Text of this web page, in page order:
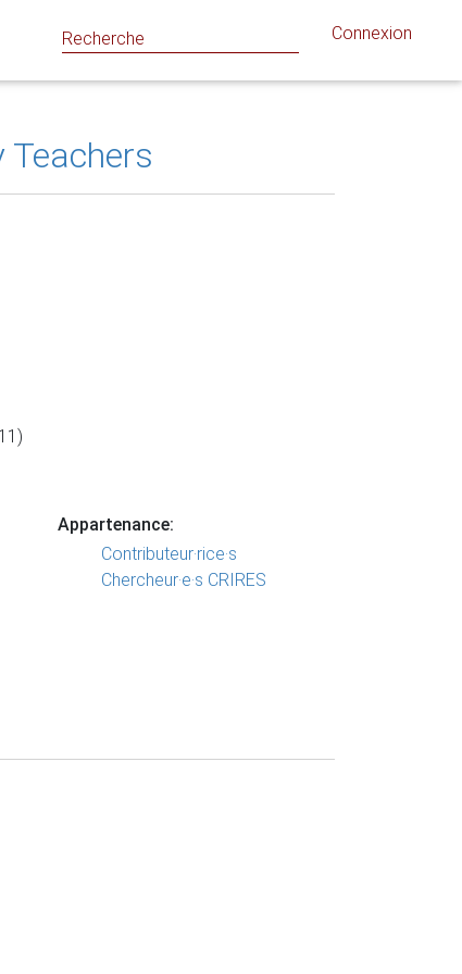
Connexion
Appartenance:
Contributeur·rice·s
Chercheur·e·s CRIRES